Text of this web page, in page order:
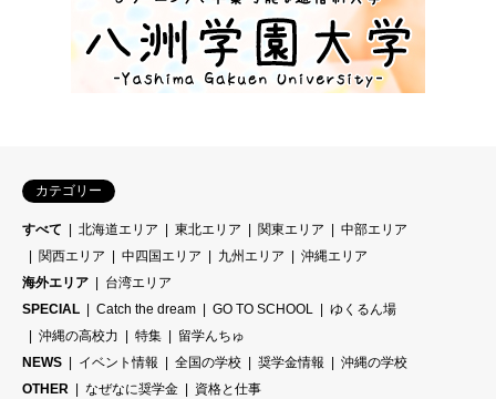
カテゴリー
すべて 北海道エリア 東北エリア 関東エリア
中部エリア
関西エリア
中四国エリア 九州エリア
沖縄エリア
海外エリア
台湾エリア
SPECIAL
Catch the dream GO TO SCHOOL
ゆくるん場
沖縄の高校力
特集
留学んちゅ
NEWS
イベント情報 全国の学校 奨学金情報
沖縄の学校
OTHER
なぜなに奨学金 資格と仕事